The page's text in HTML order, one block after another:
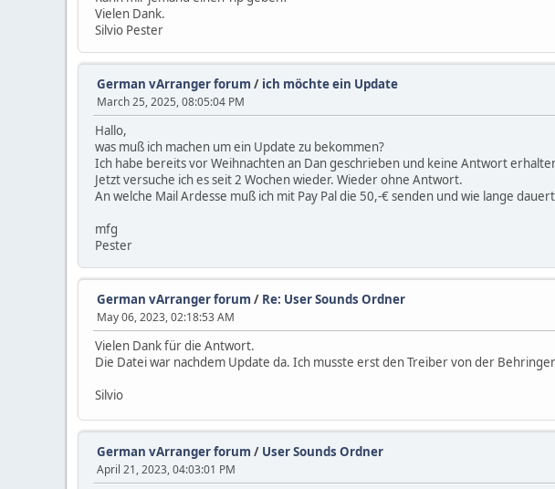
Vielen Dank.
Silvio Pester
German vArranger forum / ich möchte ein Update
March 25, 2025, 08:05:04 PM
Hallo,
was muß ich machen um ein Update zu bekommen?
Ich habe bereits vor Weihnachten an Dan geschrieben und keine Antwort
Jetzt versuche ich es seit 2 Wochen wieder. Wieder ohne Antwort.
An welche Mail Ardesse muß ich mit Pay Pal die 50,-€ senden und wie lange
mfg
Pester
German vArranger forum / Re: User Sounds Ordner
May 06, 2023, 02:18:53 AM
Vielen Dank für die Antwort.
Die Datei war nachdem Update da. Ich musste erst den Treiber von der
Silvio
German vArranger forum / User Sounds Ordner
April 21, 2023, 04:03:01 PM